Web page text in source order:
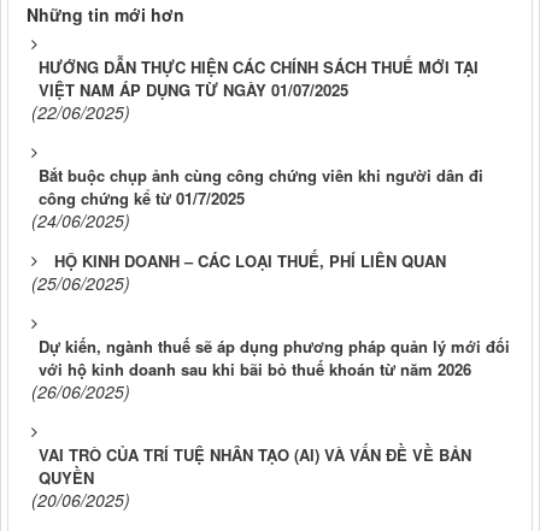
Những tin mới hơn
HƯỚNG DẪN THỰC HIỆN CÁC CHÍNH SÁCH THUẾ MỚI TẠI
VIỆT NAM ÁP DỤNG TỪ NGÀY 01/07/2025
(22/06/2025)
Bắt buộc chụp ảnh cùng công chứng viên khi người dân đi
công chứng kể từ 01/7/2025
(24/06/2025)
HỘ KINH DOANH – CÁC LOẠI THUẾ, PHÍ LIÊN QUAN
(25/06/2025)
Dự kiến, ngành thuế sẽ áp dụng phương pháp quản lý mới đối
với hộ kinh doanh sau khi bãi bỏ thuế khoán từ năm 2026
(26/06/2025)
VAI TRÒ CỦA TRÍ TUỆ NHÂN TẠO (AI) VÀ VẤN ĐỀ VỀ BẢN
QUYỀN
(20/06/2025)